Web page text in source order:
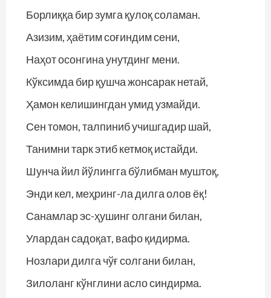
Борлиққа бир зумга қулоқ соламан.
Азизим, ҳаётим соғиндим сени,
Наҳот осонгина унутдинг мени.
Кўксимда бир қушча жонсарак нетай,
Ҳамон келишингдан умид узмайди.
Сен томон, талпиниб учишгадир шай,
Танимни тарк этиб кетмоқ истайди.
Шунча йил йўлингга бўлибман муштоқ,
Энди кел, меҳринг-ла дилга олов ёқ!
Санамлар эс-ҳушинг олгани билан,
Улардан садоқат, вафо қидирма.
Нозлари дилга чўғ солгани билан,
Зилоланг кўнглини асло синдирма.